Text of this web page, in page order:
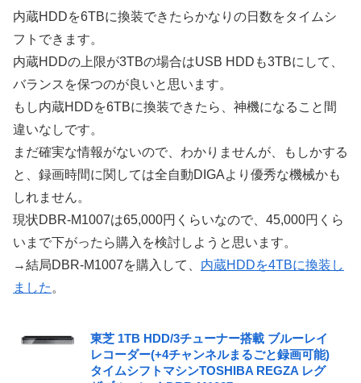
内蔵HDDを6TBに換装できたらかなりの日数をタイムシ
フトできます。
内蔵HDDの上限が3TBの場合はUSB HDDも3TBにして、
バランスを保つのが良いと思います。
もし内蔵HDDを6TBに換装できたら、神機になること間
違いなしです。
まだ確実な情報がないので、わかりませんが、もしかする
と、録画時間に関しては全自動DIGAより優秀な機械かも
しれません。
現状DBR-M1007は65,000円くらいなので、45,000円くら
いまで下がったら購入を検討しようと思います。
→結局DBR-M1007を購入して、 内蔵HDDを4TBに換装し
ました 。
東芝 1TB HDD/3チューナー搭載 ブルーレイ
レコーダー(+4チャンネルまるごと録画可能)
タイムシフトマシンTOSHIBA REGZA レグ